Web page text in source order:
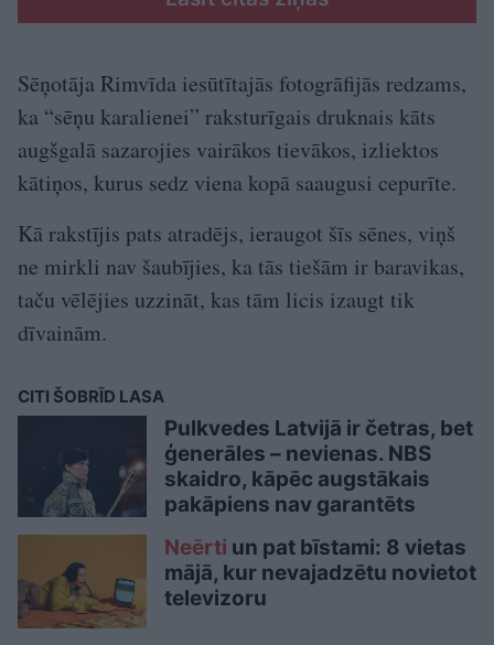
Sēņotāja Rimvīda iesūtītajās fotogrāfijās redzams,
ka “sēņu karalienei” raksturīgais druknais kāts
augšgalā sazarojies vairākos tievākos, izliektos
kātiņos, kurus sedz viena kopā saaugusi cepurīte.
Kā rakstījis pats atradējs, ieraugot šīs sēnes, viņš
ne mirkli nav šaubījies, ka tās tiešām ir baravikas,
taču vēlējies uzzināt, kas tām licis izaugt tik
dīvainām.
CITI ŠOBRĪD LASA
Pulkvedes Latvijā ir četras, bet
ģenerāles – nevienas. NBS
skaidro, kāpēc augstākais
pakāpiens nav garantēts
Neērti un pat bīstami: 8 vietas
mājā, kur nevajadzētu novietot
televizoru